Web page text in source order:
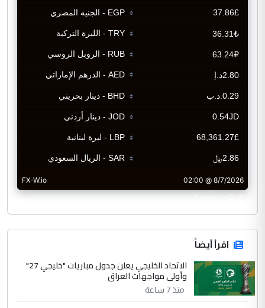
CurrencyRate
اقرأ أيضاً
الاتحاد الخليجي يعلن جدول مباريات "خليجي 27"
وأولى مواجهات العراق
منذ 7 ساعة